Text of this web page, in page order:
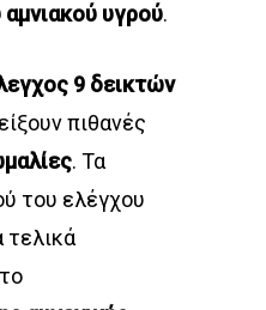
υγρού.
9 δεικτών
πιθανές
. Τα
του ελέγχου
τελικά